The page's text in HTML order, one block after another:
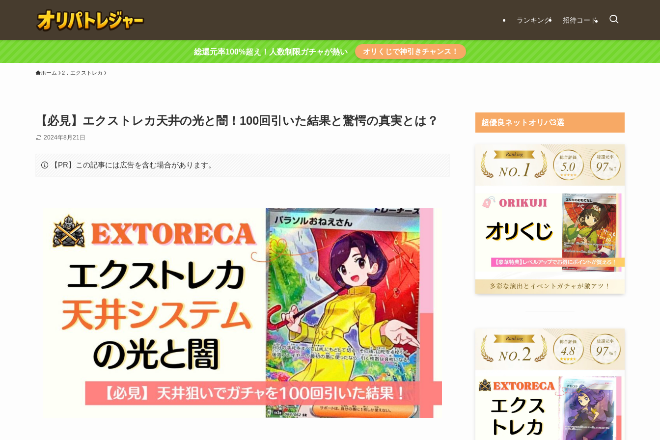
ランキング 招待コード
総還元率100%超え！人数制限ガチャが熱い オリくじで神引きチャンス！
ホーム 2．エクストレカ
【必見】エクストレカ天井の光と闇！100回引いた結果と驚愕の真実とは？
2024年8月21日
【PR】この記事には広告を含む場合があります。
超優良ネットオリパ3選